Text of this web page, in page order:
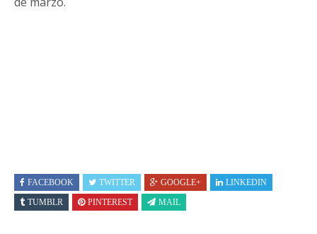
FACEBOOK TWITTER GOOGLE+
LINKEDIN
TUMBLR
PINTEREST MAIL